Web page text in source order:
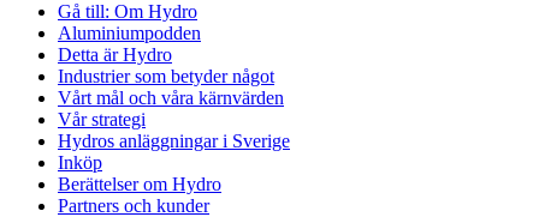
Gå till: Om Hydro
Aluminiumpodden
Detta är Hydro
Industrier som betyder något
Vårt mål och våra kärnvärden
Vår strategi
Hydros anläggningar i Sverige
Inköp
Berättelser om Hydro
Partners och kunder